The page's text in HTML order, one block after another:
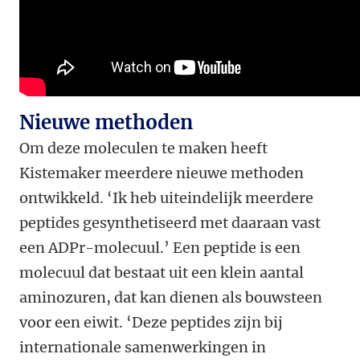
Nieuwe methoden
Om deze moleculen te maken heeft
Kistemaker meerdere nieuwe methoden
ontwikkeld. ‘Ik heb uiteindelijk meerdere
peptides gesynthetiseerd met daaraan vast
een ADPr-molecuul.’ Een peptide is een
molecuul dat bestaat uit een klein aantal
aminozuren, dat kan dienen als bouwsteen
voor een eiwit. ‘Deze peptides zijn bij
internationale samenwerkingen in